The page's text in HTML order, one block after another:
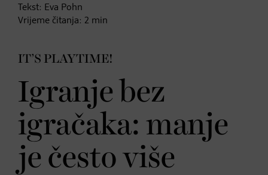
Tekst: Eva Pohn
Vrijeme čitanja: 2 min
IT’S PLAYTIME!
Igranje bez
igračaka: manje
je često više